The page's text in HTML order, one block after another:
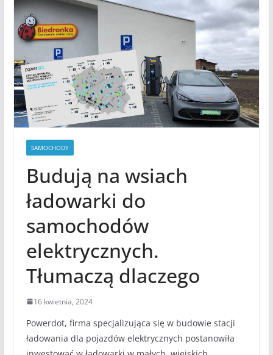
SAMOCHODY
Budują na wsiach
ładowarki do
samochodów
elektrycznych.
Tłumaczą dlaczego
16 kwietnia, 2024
Powerdot, firma specjalizująca się w budowie stacji
ładowania dla pojazdów elektrycznych postanowiła